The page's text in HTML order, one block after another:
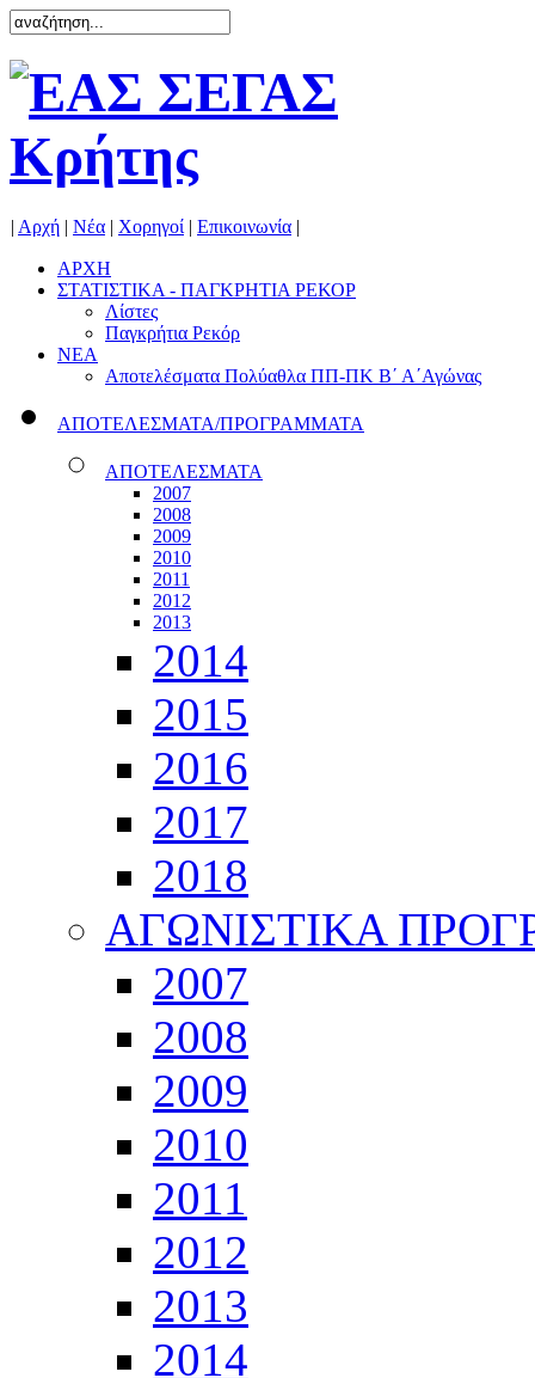
| Αρχή | Νέα | Χορηγοί | Επικοινωνία |
ΑΡΧΗ
ΣΤΑΤΙΣΤΙΚΑ - ΠΑΓΚΡΗΤΙΑ ΡΕΚΟΡ
Λίστες
Παγκρήτια Ρεκόρ
ΝΕΑ
Αποτελέσματα Πολύαθλα ΠΠ-ΠΚ Β΄ Α΄Αγώνας
ΑΠΟΤΕΛΕΣΜΑΤΑ/ΠΡΟΓΡΑΜΜΑΤΑ
ΑΠΟΤΕΛΕΣΜΑΤΑ
2007
2008
2009
2010
2011
2012
2013
2014
2015
2016
2017
2018
ΑΓΩΝΙΣΤΙΚΑ
2007
2008
2009
2010
2011
2012
2013
2014